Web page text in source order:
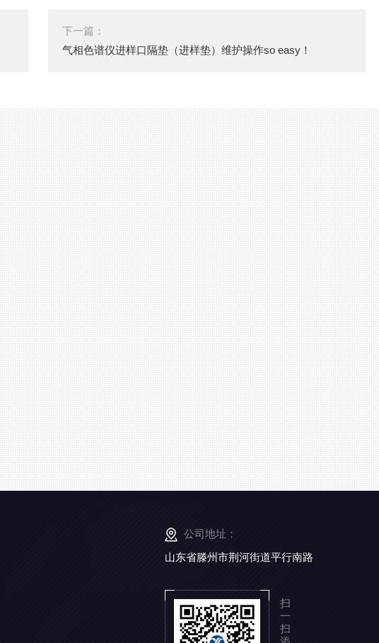
下一篇：
气相色谱仪进样口隔垫（进样垫）维护操作so easy！
公司地址：
山东省滕州市荆河街道平行南路
扫
一
扫